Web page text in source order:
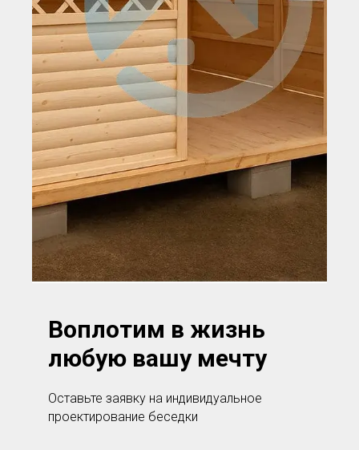
Воплотим в жизнь
любую вашу мечту
Оставьте заявку на индивидуальное
проектирование беседки